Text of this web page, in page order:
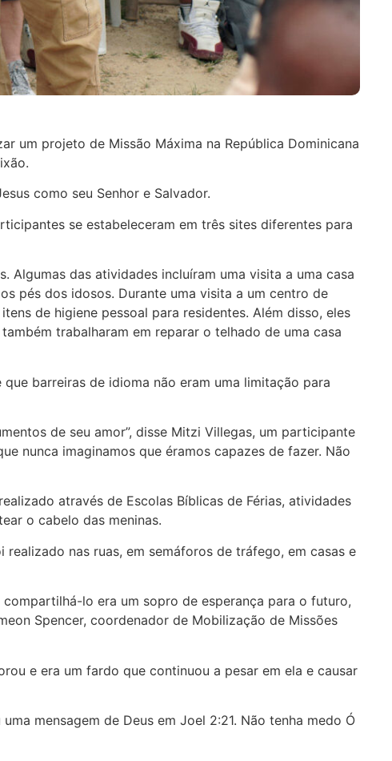
um projeto de Missão Máxima na República Dominicana
como seu Senhor e Salvador.
se estabeleceram em três sites diferentes para
Algumas das atividades incluíram uma visita a uma casa
pés dos idosos. Durante uma visita a um centro de
de higiene pessoal para residentes. Além disso, eles
trabalharam em reparar o telhado de uma casa
barreiras de idioma não eram uma limitação para
de seu amor”, disse Mitzi Villegas, um participante
nunca imaginamos que éramos capazes de fazer. Não
através de Escolas Bíblicas de Férias, atividades
o cabelo das meninas.
nas ruas, em semáforos de tráfego, em casas e
lo era um sopro de esperança para o futuro,
Spencer, coordenador de Mobilização de Missões
e era um fardo que continuou a pesar em ela e causar
mensagem de Deus em Joel 2:21. Não tenha medo Ó